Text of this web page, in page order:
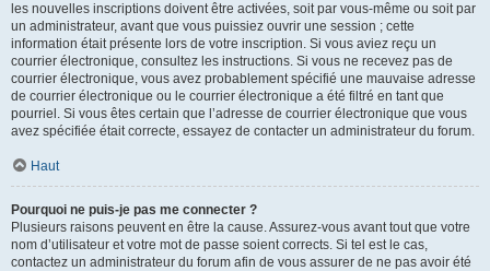
les nouvelles inscriptions doivent être activées, soit par vous-même ou soit par
un administrateur, avant que vous puissiez ouvrir une session ; cette
information était présente lors de votre inscription. Si vous aviez reçu un
courrier électronique, consultez les instructions. Si vous ne recevez pas de
courrier électronique, vous avez probablement spécifié une mauvaise adresse
de courrier électronique ou le courrier électronique a été filtré en tant que
pourriel. Si vous êtes certain que l’adresse de courrier électronique que vous
avez spécifiée était correcte, essayez de contacter un administrateur du forum.
Haut
Pourquoi ne puis-je pas me connecter ?
Plusieurs raisons peuvent en être la cause. Assurez-vous avant tout que votre
nom d’utilisateur et votre mot de passe soient corrects. Si tel est le cas,
contactez un administrateur du forum afin de vous assurer de ne pas avoir été